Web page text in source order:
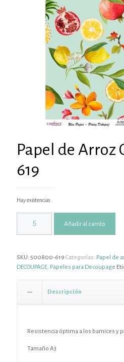
Papel de Arroz
619
Hay existencias
Añadir al carrito
SKU: 500800-619 Categorías: Papel de
DECOUPAGE, Papeles para Decoupage
Descripción
Resistencia óptima a los barnices y
Tamaño A3